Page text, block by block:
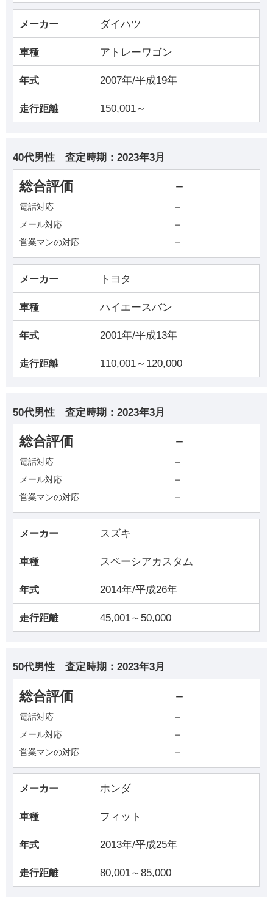
メーカー ダイハツ
車種 アトレーワゴン
年式 2007年/平成19年
走行距離 150,001～
40代男性 査定時期： 2023年3月
総合評価 －
電話対応 －
メール対応 －
営業マンの対応 －
メーカー トヨタ
車種 ハイエースバン
年式 2001年/平成13年
走行距離 110,001～120,000
50代男性 査定時期： 2023年3月
総合評価 －
電話対応 －
メール対応 －
営業マンの対応 －
メーカー スズキ
車種 スペーシアカスタム
年式 2014年/平成26年
走行距離 45,001～50,000
50代男性 査定時期： 2023年3月
総合評価 －
電話対応 －
メール対応 －
営業マンの対応 －
メーカー ホンダ
車種 フィット
年式 2013年/平成25年
走行距離 80,001～85,000